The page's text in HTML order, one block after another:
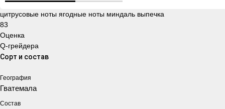
цитрусовые ноты ягодные ноты миндаль выпечка
83
Оценка
Q-грейдера
Сорт и состав
География
Гватемала
Состав